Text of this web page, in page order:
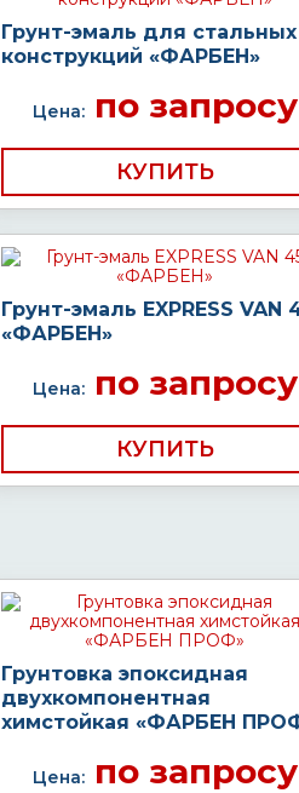
Грунт-эмаль для стальных
конструкций «ФАРБЕН»
Цена:по запросу
КУПИТЬ
Грунт-эмаль EXPRESS VAN
«ФАРБЕН»
Цена:по запросу
КУПИТЬ
Грунтовка эпоксидная
двухкомпонентная
химстойкая «ФАРБЕН
Цена:по запросу